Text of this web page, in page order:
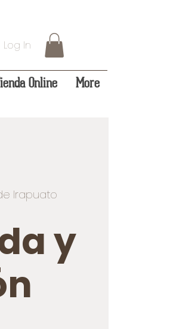
Log In
Online More
Irapuato
y